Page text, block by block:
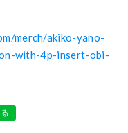
merch/akiko-yano-
with-4p-insert-obi-